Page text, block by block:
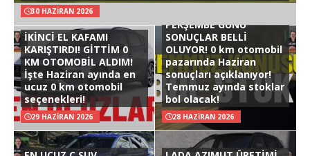
30 HAZIRAN 2026
İKİNCİ EL KAFAMI
KARIŞTIRDI! GİTTİM 0
KM OTOMOBİL ALDIM!
İşte Haziran ayında en
ucuz 0 km otomobil
seçenekleri!
29 HAZIRAN 2026
PERŞEMBE GÜNÜ
SONUÇLAR BELLİ
OLUYOR! 0 km otomobil
pazarında Haziran
sonuçları açıklanıyor!
Temmuz ayında stoklar
bol olacak!
28 HAZIRAN 2026